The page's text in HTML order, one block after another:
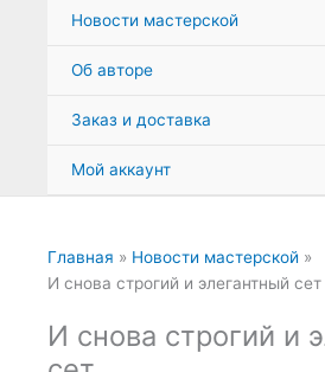
Новости мастерской
Об авторе
Заказ и доставка
Мой аккаунт
Главная
Новости мастерской
И снова строгий и элегантный сет
И снова строгий и